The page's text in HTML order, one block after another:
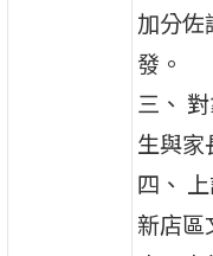
加分佐
發。
三、
生與家
四、
新店